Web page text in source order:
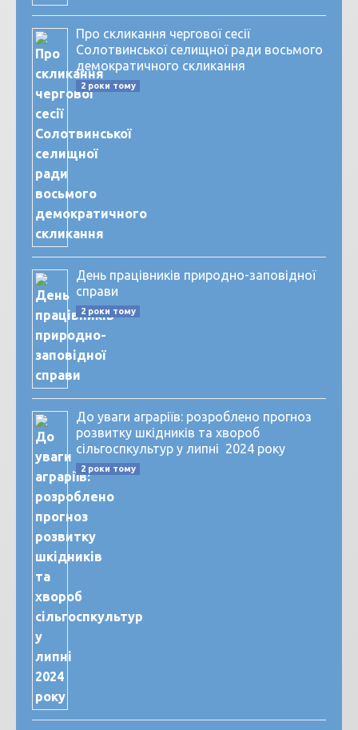
Про скликання чергової сесії
Солотвинської селищної ради восьмого
демократичного скликання
2 роки тому
День працівників природно-заповідної
справи
2 роки тому
До уваги аграріїв: розроблено прогноз
розвитку шкідників та хвороб
сільгоспкультур у липні 2024 року
2 роки тому